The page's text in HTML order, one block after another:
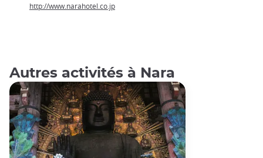
http://www.narahotel.co.jp
Autres activités à Nara